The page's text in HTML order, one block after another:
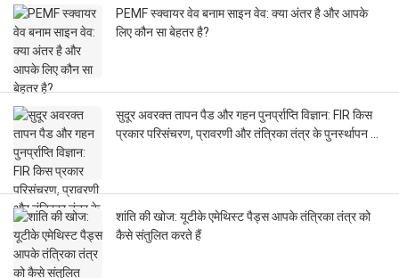
PEMF स्क्वायर वेव बनाम साइन वेव: क्या अंतर है और आपके
लिए कौन सा बेहतर है?
सुदूर अवरक्त तापन पैड और गहन पुनर्प्राप्ति विज्ञान: FIR किस
प्रकार परिसंचरण, प्रावरणी और तंत्रिका तंत्र के पुनर्स्थापन को
शांति की खोज: यूटीके एमेथिस्ट पैड्स आपके तंत्रिका तंत्र को
कैसे संतुलित करते हैं